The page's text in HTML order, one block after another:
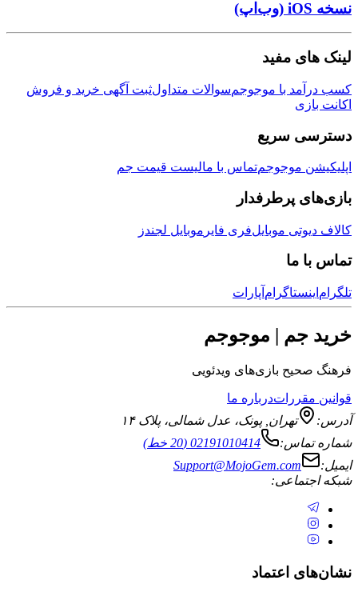
نسخه iOS (وب‌اپ)
لینک های مفید
کسب درآمد با موجوجمسوالات متداولثبت آگهی خرید و فروش
اکانت بازی
دسترسی سریع
اپلیکیشن موجوجمتماس با مالیست قیمت جم
بازی‌های پرطرفدار
کالاف دیوتی موبایلفری فایر موبایل لجندز
تماس با ما
تلگرام اینستاگرام آپارات
خرید جم | موجوجم
فرهنگ صحیح بازی‌های ویدئویی
قوانین مقرراتدرباره ما
آدرس:
تهران ,پونک، عدل شمالی، پلاک ۱۴
شماره تماس:
02191010414 (20 خط)
ایمیل:
Support@MojoGem.com
شبکه اجتماعی:
نشان‌های اعتماد